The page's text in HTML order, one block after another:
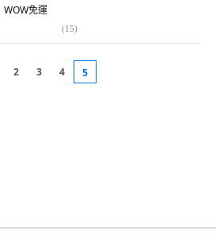
WOW免運
(15)
2 3 4 5